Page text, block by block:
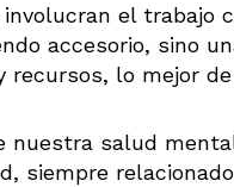
el trabajo
accesorio, sino
recursos, lo mejor
nuestra salud
siempre